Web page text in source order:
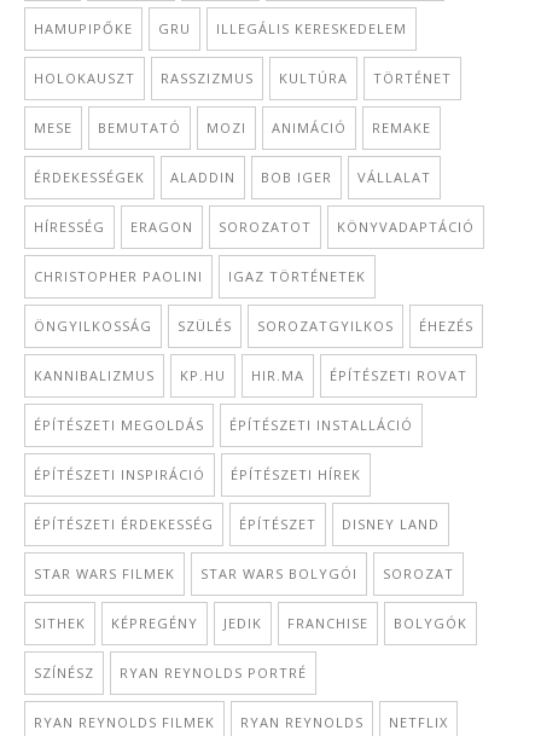
HAMUPIPŐKE GRU ILLEGÁLIS KERESKEDELEM
HOLOKAUSZT RASSZIZMUS KULTÚRA TÖRTÉNET
MESE BEMUTATÓ MOZI ANIMÁCIÓ REMAKE
ÉRDEKESSÉGEK ALADDIN BOB IGER VÁLLALAT
HÍRESSÉG ERAGON SOROZATOT KÖNYVADAPTÁCIÓ
CHRISTOPHER PAOLINI IGAZ TÖRTÉNETEK
ÖNGYILKOSSÁG SZÜLÉS SOROZATGYILKOS ÉHEZÉS
KANNIBALIZMUS KP.HU HIR.MA ÉPÍTÉSZETI ROVAT
ÉPÍTÉSZETI MEGOLDÁS ÉPÍTÉSZETI INSTALLÁCIÓ
ÉPÍTÉSZETI INSPIRÁCIÓ ÉPÍTÉSZETI HÍREK
ÉPÍTÉSZETI ÉRDEKESSÉG ÉPÍTÉSZET DISNEY LAND
STAR WARS FILMEK STAR WARS BOLYGÓI SOROZAT
SITHEK KÉPREGÉNY JEDIK FRANCHISE BOLYGÓK
SZÍNÉSZ RYAN REYNOLDS PORTRÉ
RYAN REYNOLDS FILMEK RYAN REYNOLDS NETFLIX